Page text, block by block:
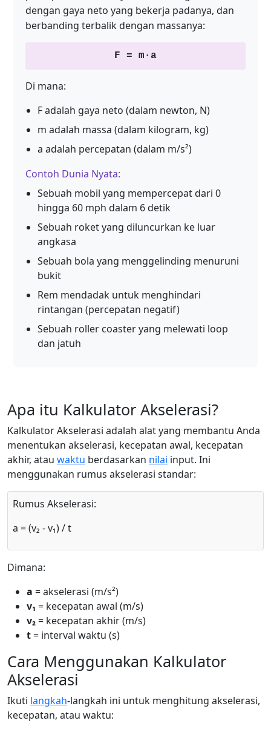
dengan gaya neto yang bekerja padanya, dan
berbanding terbalik dengan massanya:
F = m·a
Di mana:
F adalah gaya neto (dalam newton, N)
m adalah massa (dalam kilogram, kg)
a adalah percepatan (dalam m/s²)
Contoh Dunia Nyata:
Sebuah mobil yang mempercepat dari 0
hingga 60 mph dalam 6 detik
Sebuah roket yang diluncurkan ke luar
angkasa
Sebuah bola yang menggelinding menuruni
bukit
Rem mendadak untuk menghindari
rintangan (percepatan negatif)
Sebuah roller coaster yang melewati loop
dan jatuh
Apa itu Kalkulator Akselerasi?
Kalkulator Akselerasi adalah alat yang membantu Anda
menentukan akselerasi, kecepatan awal, kecepatan
akhir, atau waktu berdasarkan nilai input. Ini
menggunakan rumus akselerasi standar:
Rumus Akselerasi:
a = (v₂ - v₁) / t
Dimana:
a = akselerasi (m/s²)
v₁ = kecepatan awal (m/s)
v₂= kecepatan akhir (m/s)
t= interval waktu (s)
Cara Menggunakan Kalkulator
Akselerasi
Ikuti langkah-langkah ini untuk menghitung akselerasi,
kecepatan, atau waktu: